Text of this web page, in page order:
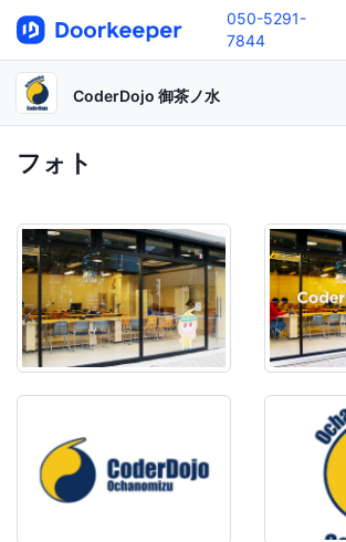
050-5291-
7844
CoderDojo 御茶ノ水
フォト